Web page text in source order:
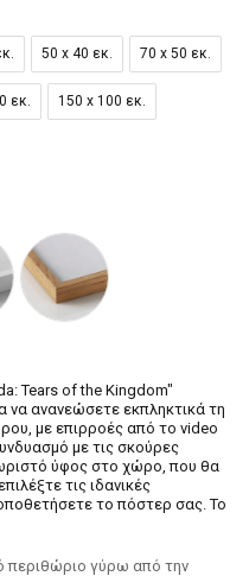
50 x 40 εκ. 70 x 50 εκ.
εκ. 150 x 100 εκ.
Tears of the Kingdom"
να ανανεώσετε εκπληκτικά τη
με επιρροές από το video
με τις σκούρες
ύφος στο χώρο, που θα
τις ιδανικές
το πόστερ σας. Το
περιθώριο γύρω από την